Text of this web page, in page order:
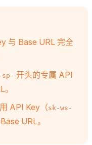
与 Base URL 完全
sp- 开头的专属 API
API Key（sk-ws-
URL。